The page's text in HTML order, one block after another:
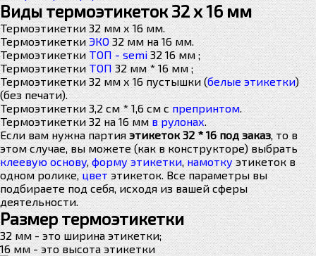
Виды термоэтикеток 32 х 16 мм
Термоэтикетки 32 мм х 16 мм.
ТермоэтикеткиЭКО32 мм на 16 мм.
ТермоэтикеткиТОП - semi32 16 мм ;
ТермоэтикеткиТОП32 мм * 16 мм ;
Термоэтикетки 32 мм х 16 пустышки (белые этикетки)
(без печати).
Термоэтикетки 3,2 см * 1,6 см спрепринтом.
Термоэтикетки 32 на 16 ммв рулонах.
Если вам нужна партияэтикеток 32 * 16 под заказ, то в
этом случае, вы можете (как в конструкторе) выбрать
клеевую основу,форму этикетки,намоткуэтикеток в
одном ролике,цветэтикеток. Все параметры вы
подбираете под себя, исходя из вашей сферы
деятельности.
Размер термоэтикетки
32 мм - это ширина этикетки;
16 мм - это высота этикетки